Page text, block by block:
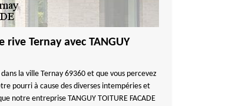
Ternay avec TANGUY
la ville Ternay 69360 et que vous percevez
pourri à cause des diverses intempéries et
notre entreprise TANGUY TOITURE FACADE